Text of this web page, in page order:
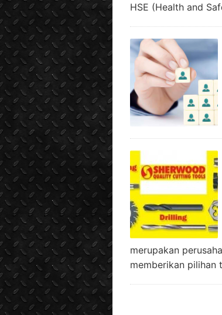
HSE (Health and
merupakan
memberikan pilihan